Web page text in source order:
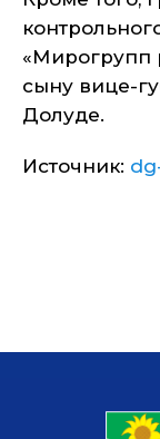
«Мирогрупп
сыну вице-
Долуде.
Источник: